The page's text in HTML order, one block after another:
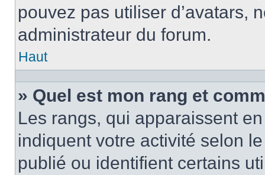
pouvez pas utiliser d’avatars,
administrateur du forum.
Haut
» Quel est mon rang et
Les rangs, qui apparaissent
indiquent votre activité selon
publié ou identifient certains